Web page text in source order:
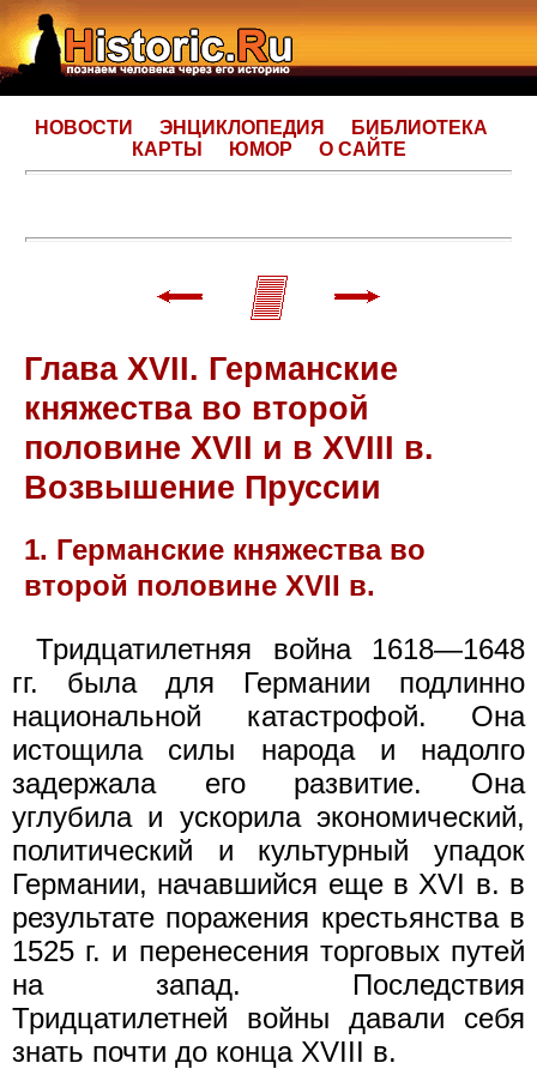
НОВОСТИ ЭНЦИКЛОПЕДИЯ
БИБЛИОТЕКА
КАРТЫ
ЮМОР О САЙТЕ
Глава XVII. Германские
княжества во второй
половине XVII и в XVIII в.
Возвышение Пруссии
1. Германские княжества во
второй половине XVII в.
Тридцатилетняя война 1618—1648
гг. была для Германии подлинно
национальной катастрофой. Она
истощила силы народа и надолго
задержала его развитие. Она
углубила и ускорила экономический,
политический и культурный упадок
Германии, начавшийся еще в XVI в. в
результате поражения крестьянства в
1525 г. и перенесения торговых путей
на запад. Последствия
Тридцатилетней войны давали себя
знать почти до конца XVIII в.